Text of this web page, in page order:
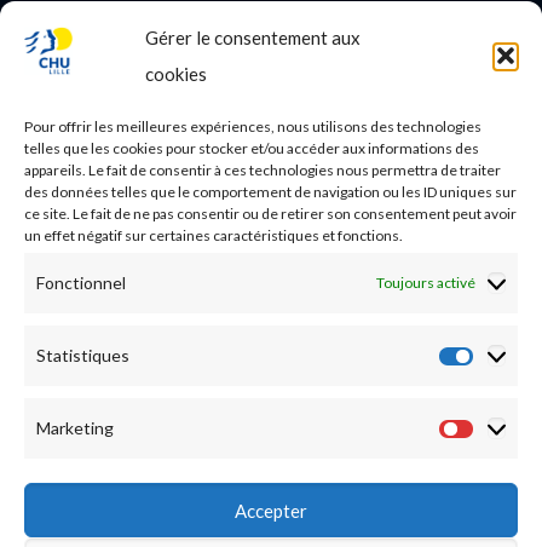
Gérer le consentement aux
cookies
Pour offrir les meilleures expériences, nous utilisons des technologies
telles que les cookies pour stocker et/ou accéder aux informations des
appareils. Le fait de consentir à ces technologies nous permettra de traiter
des données telles que le comportement de navigation ou les ID uniques sur
ce site. Le fait de ne pas consentir ou de retirer son consentement peut avoir
un effet négatif sur certaines caractéristiques et fonctions.
Fonctionnel Toujours activé
Statistiques
Marketing
Accepter
PROFESSIONNEL DE SANTE
Nos essais cliniques
Ecoles paramédicales